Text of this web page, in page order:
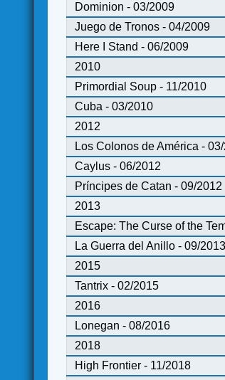
Dominion - 03/2009
Juego de Tronos - 04/2009
Here I Stand - 06/2009
2010
Primordial Soup - 11/2010
Cuba - 03/2010
2012
Los Colonos de América -
Caylus - 06/2012
Príncipes de Catan - 09/2012
2013
Escape: The Curse of the
La Guerra del Anillo - 09/2013
2015
Tantrix - 02/2015
2016
Lonegan - 08/2016
2018
High Frontier - 11/2018